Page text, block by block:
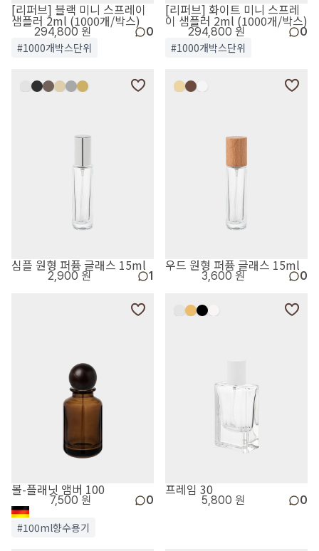
[리퍼브] 블랙 미니 스프레이
샘플러 2ml (1000개/박스)
294,800 원 0
#1000개박스단위
[리퍼브] 화이트 미니 스프레
이 샘플러 2ml (1000개/박스)
294,800 원 0
#1000개박스단위
심플 원형 퍼퓸 글래스 15ml
2,900 원 1
우드 원형 퍼퓸 글래스 15ml
3,600 원 0
볼-플래닛 앰버 100
7,500 원 0
#100ml향수용기
프레임 30
5,800 원 0